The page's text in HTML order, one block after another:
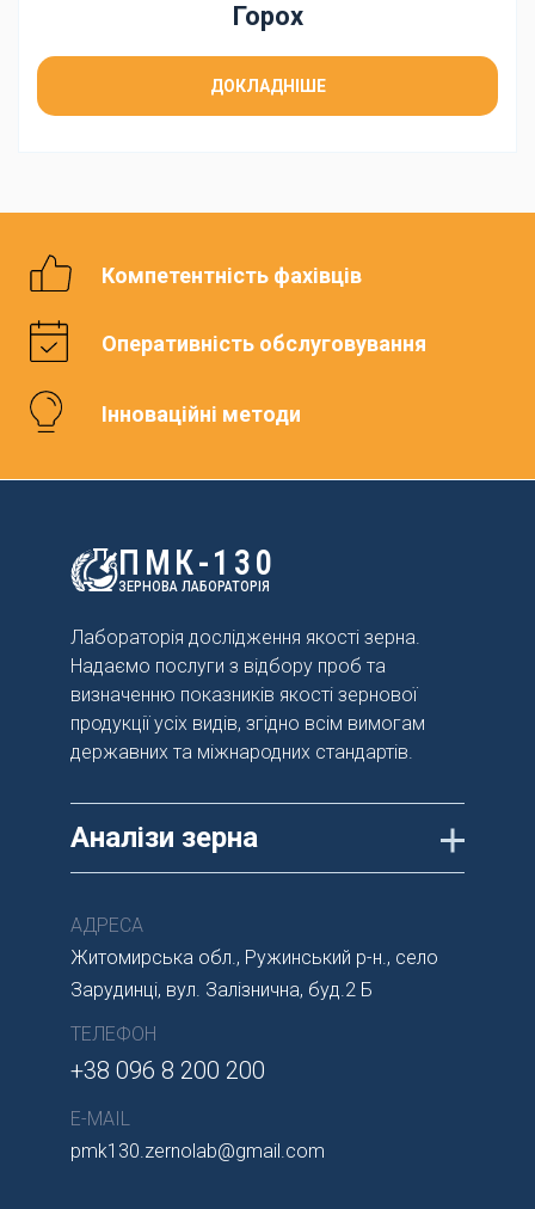
Горох
ДОКЛАДНІШЕ
Компетентність фахівців
Оперативність обслуговування
Інноваційні методи
ПМК-130
ЗЕРНОВА ЛАБОРАТОРІЯ
Лабораторія дослідження якості зерна.
Надаємо послуги з відбору проб та
визначенню показників якості зернової
продукції усіх видів, згідно всім вимогам
державних та міжнародних стандартів.
Аналізи зерна
АДРЕСА
Житомирська обл., Ружинський р-н., село
Зарудинці, вул. Залізнична, буд.2 Б
ТЕЛЕФОН
+38 096 8 200 200
E-MAIL
pmk130.zernolab@gmail.com